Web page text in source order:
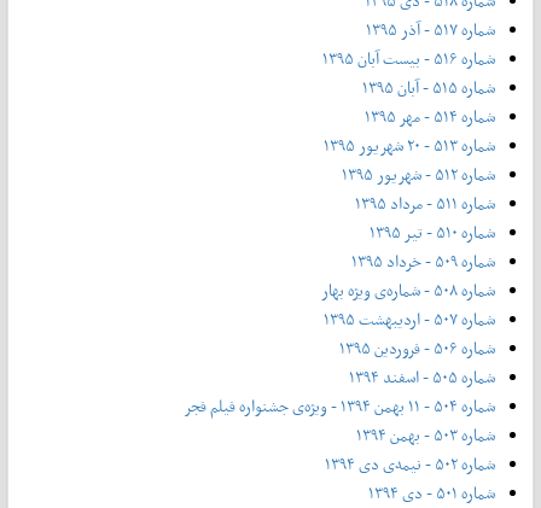
شماره ۵۱۷ - آذر ۱۳۹۵
شماره ۵۱۶ - بیست آبان ۱۳۹۵
شماره ۵۱۵ - آبان ۱۳۹۵
شماره ۵۱۴ - مهر ۱۳۹۵
شماره ۵۱۳ - ۲۰ شهریور ۱۳۹۵
شماره ۵۱۲ - شهریور ۱۳۹۵
شماره ۵۱۱ - مرداد ۱۳۹۵
شماره ۵۱۰ - تیر ۱۳۹۵
شماره ۵۰۹ - خرداد ۱۳۹۵
شماره ۵۰۸ - شماره‌ی ویژه بهار
شماره ۵۰۷ - اردیبهشت ۱۳۹۵
شماره ۵۰۶ - فروردین ۱۳۹۵
شماره ۵۰۵ - اسفند ۱۳۹۴
شماره ۵۰۴ - ۱۱ بهمن ۱۳۹۴ - ویژه‌ی جشنواره فیلم فجر
شماره ۵۰۳ - بهمن ۱۳۹۴
شماره ۵۰۲ - نیمه‌ی دی ۱۳۹۴
شماره ۵۰۱ - دی ۱۳۹۴